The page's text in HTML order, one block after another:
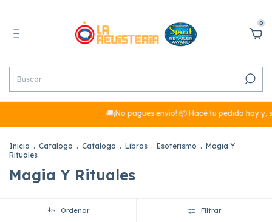
0
🚚¡No pagues envío! 📦 Hacé tu pedido hoy y,
Inicio . Catalogo . Catalogo . Libros . Esoterismo . Magia Y
Rituales
Magia Y Rituales
Ordenar Filtrar